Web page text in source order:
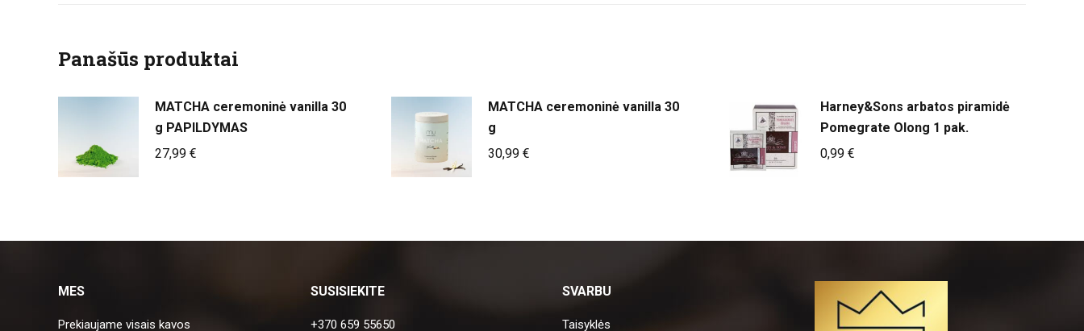
Panašūs produktai
MATCHA ceremoninė vanilla 30
g PAPILDYMAS
27,99 €
MATCHA ceremoninė vanilla 30
g
30,99 €
Harney&Sons arbatos piramidė
Pomegrate Olong 1 pak.
0,99 €
MES
Prekiaujame visais kavos
SUSISIEKITE
+370 659 55650
SVARBU
Taisyklės